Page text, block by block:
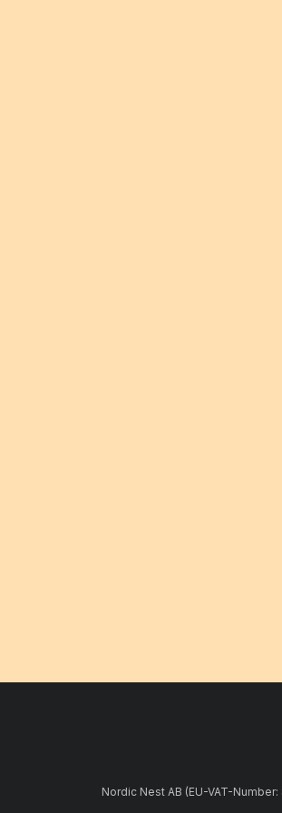
Nordic Nest AB (EU-VAT-